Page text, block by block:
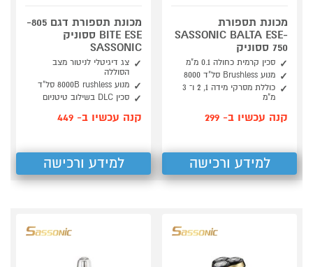
מכונת תספורת
SASSONIC BALTA ESE-
750 ססוניק
סכין קרמית כחולה 0.1 מ"מ
מנוע Brushless סל"ד 8000
כוללת מסרקי מידה 1, 2 ו־ 3
מ"מ
קנה עכשיו ב- 299
למידע ורכישה
מכונת תספורת דגם 805-
BITE ESE ססוניק
SASSONIC
צג דיגיטלי לניטור מצב
הסוללה
מנוע 8000B rushless סל"ד
סכין DLC בשילוב טיטניום
קנה עכשיו ב- 449
למידע ורכישה